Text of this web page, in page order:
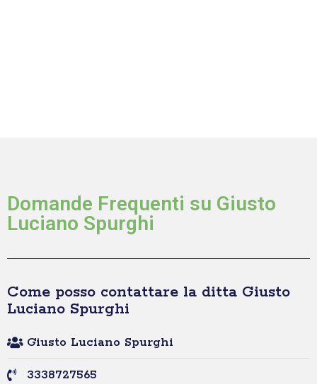
Domande Frequenti su Giusto
Luciano Spurghi
Come posso contattare la ditta Giusto
Luciano Spurghi
Giusto Luciano Spurghi
3338727565